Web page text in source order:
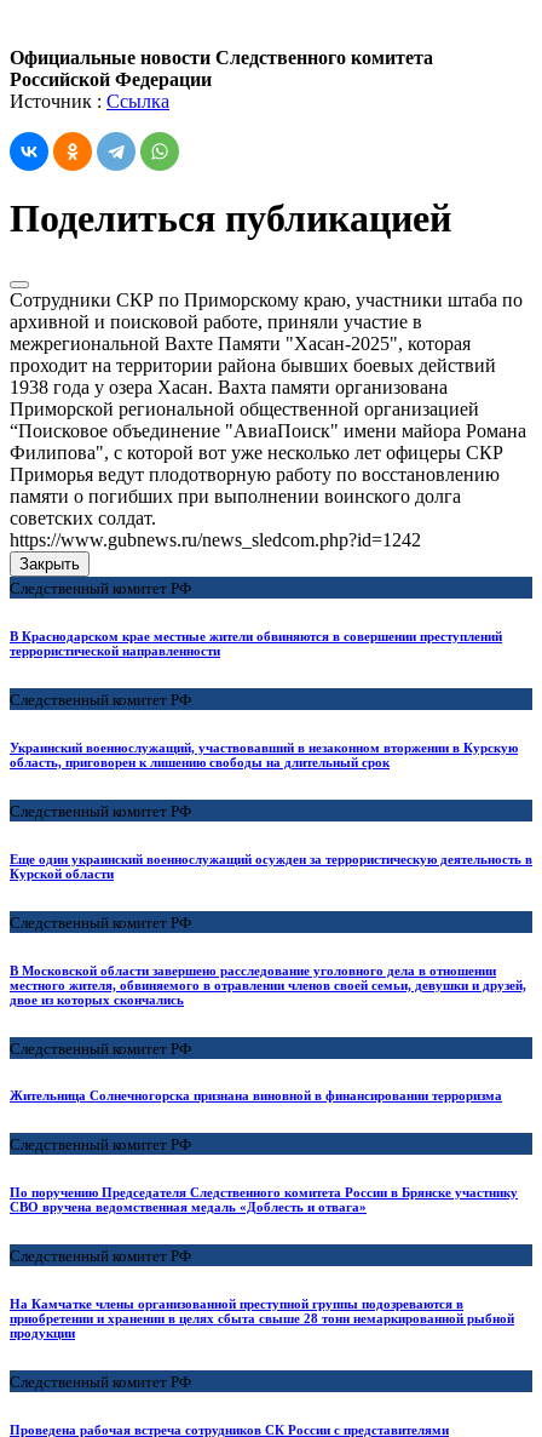
Официальные новости Следственного комитета
Российской Федерации
Источник : Ссылка
Поделиться публикацией
Сотрудники СКР по Приморскому краю, участники штаба по
архивной и поисковой работе, приняли участие в
межрегиональной Вахте Памяти "Хасан-2025", которая
проходит на территории района бывших боевых действий
1938 года у озера Хасан. Вахта памяти организована
Приморской региональной общественной организацией
“Поисковое объединение "АвиаПоиск" имени майора Романа
Филипова", с которой вот уже несколько лет офицеры СКР
Приморья ведут плодотворную работу по восстановлению
памяти о погибших при выполнении воинского долга
советских солдат.
https://www.gubnews.ru/news_sledcom.php?id=1242
Закрыть
Следственный комитет РФ
В Краснодарском крае местные жители обвиняются в совершении преступлений
террористической направленности
Следственный комитет РФ
Украинский военнослужащий, участвовавший в незаконном вторжении в Курскую
область, приговорен к лишению свободы на длительный срок
Следственный комитет РФ
Еще один украинский военнослужащий осужден за террористическую деятельность в
Курской области
Следственный комитет РФ
В Московской области завершено расследование уголовного дела в отношении
местного жителя, обвиняемого в отравлении членов своей семьи, девушки и друзей,
двое из которых скончались
Следственный комитет РФ
Жительница Солнечногорска признана виновной в финансировании терроризма
Следственный комитет РФ
По поручению Председателя Следственного комитета России в Брянске участнику
СВО вручена ведомственная медаль «Доблесть и отвага»
Следственный комитет РФ
На Камчатке члены организованной преступной группы подозреваются в
приобретении и хранении в целях сбыта свыше 28 тонн немаркированной рыбной
продукции
Следственный комитет РФ
Проведена рабочая встреча сотрудников СК России с представителями